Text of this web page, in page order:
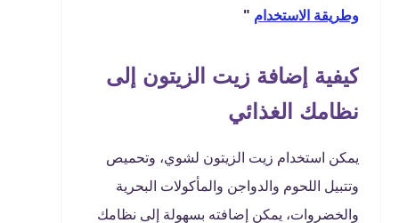
وطريقة الاستخدام "
كيفية إضافة زيت الزيتون إلى
نظامك الغذائي
يمكن استخدام زيت الزيتون لشوي، وتحميص
وتتبيل اللحوم والدواجن والمأكولات البحرية
والخضروات، يمكن إضافته بسهولة إلى نظامك